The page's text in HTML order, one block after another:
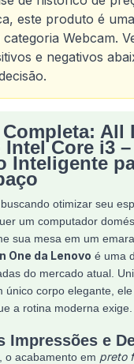
este produto é
Webcam.
e negativos
produtoAll In OneAll
Core i3 –
Inteligente
otimizar seu
um computador
sua mesa em um
One da Lenovo é uma
do mercado atual.
único corpo elegante,
a rotina moderna exige.
Impressões e
o acabamento em preto